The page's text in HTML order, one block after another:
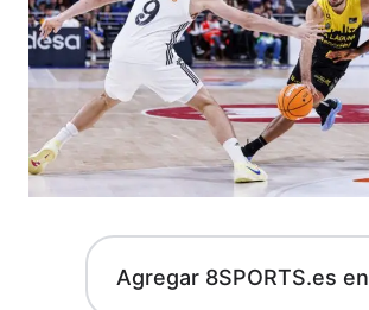
Agregar 8SPORTS.es en